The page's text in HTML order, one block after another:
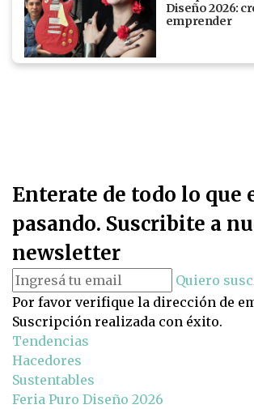
Diseño 2026:
emprender
Enterate de todo lo que
pasando. Suscribite a
newsletter
Quiero
Por favor verifique la dirección de
Suscripción realizada con éxito.
Tendencias
Hacedores
Sustentables
Feria Puro Diseño 2026